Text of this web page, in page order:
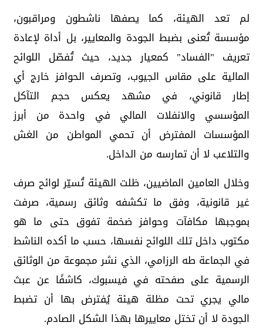
لم تعد الهيئة، كما يصفها ناشطون ومراقبون،
مؤسسة تُعنى بضبط الجودة والمعايير، بل أداة لإعادة
تعريف "الفساد" كمعيار جديد، حيث تُفصّل اللوائح
المالية على مقاس الجيوب، وتصرف الحوافز خارج أي
إطار قانوني، في مشهد يعكس حجم التآكل
المؤسسي والانفلات المالي في واحدة من أبرز
المؤسسات المفترض أن تحمي المواطن من الغش
والتلاعب لا أن تمارسه من الداخل.
وخلال العامين الماضيين، ظلت الهيئة تُسيّر لوائح صرف
غير قانونية، وفق ما تكشفه وثائق رسمية، صرفت
بموجبها مكافآت وحوافز ضخمة تفوق حتى ما هو
مكتوب داخل تلك اللوائح نفسها، حسب ما أكده الناشط
في الجماعة طه الرزامي، الذي نشر مجموعة من الوثائق
الرسمية على صفحته في فيسبوك، كاشفًا عن عبث
مالي يجري تحت مظلة هيئة يُفترض بها أن تضبط
الجودة لا أن تختل معاييرها بهذا الشكل الصادم.